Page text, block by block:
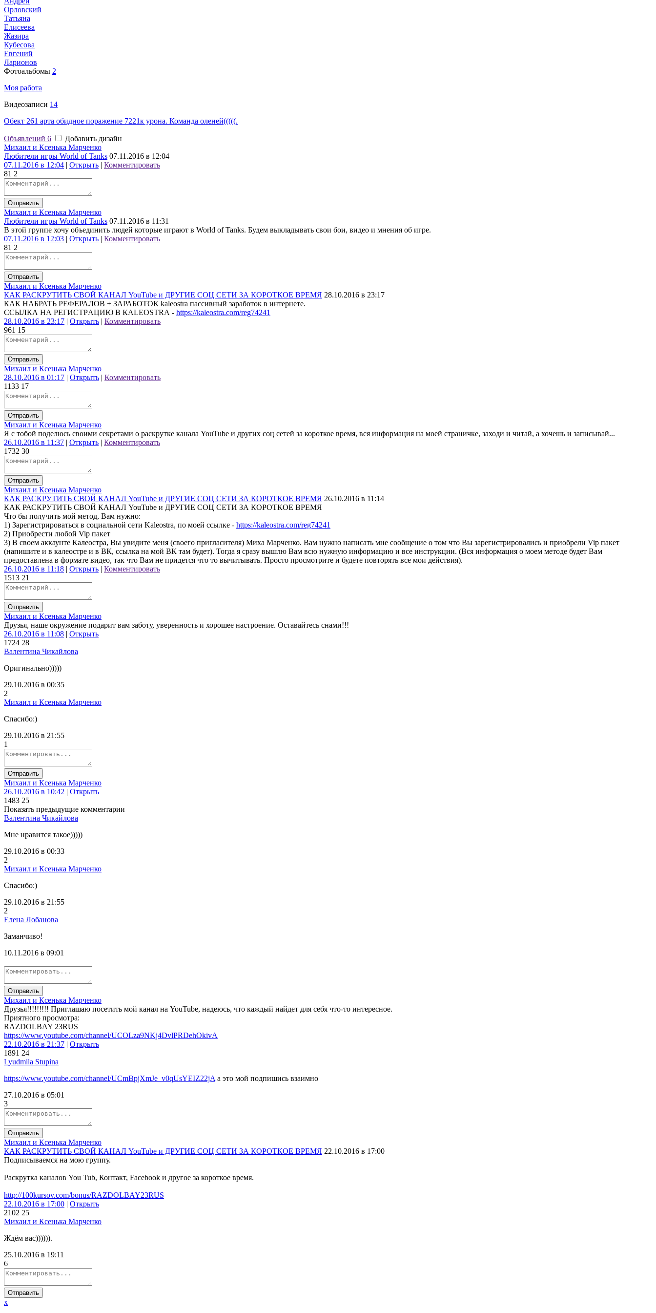
Орловский
Татьяна
Елисеева
Жазира
Кубесова
Евгений
Ларионов
Фотоальбомы 2
Моя работа
Видеозаписи 14
Обект 261 арта обидное поражение 7221к урона. Команда оленей(((((.
Объявлений 6
Добавить дизайн
Михаил и Ксенька Марченко
Любители игры World of Tanks 07.11.2016 в 12:04
07.11.2016 в 12:04 | Открыть | Комментировать
81 2
Отправить
Михаил и Ксенька Марченко
Любители игры World of Tanks 07.11.2016 в 11:31
В этой группе хочу объединить людей которые играют в World of Tanks. Будем выкладывать свои бои, видео и мнения об игре.
07.11.2016 в 12:03 | Открыть | Комментировать
81 2
Отправить
Михаил и Ксенька Марченко
КАК РАСКРУТИТЬ СВОЙ КАНАЛ YouTube и ДРУГИЕ СОЦ СЕТИ ЗА КОРОТКОЕ ВРЕМЯ 28.10.2016 в 23:17
КАК НАБРАТЬ РЕФЕРАЛОВ + ЗАРАБОТОК kaleostra пассивный заработок в интернете.
CCЫЛКА НА PEГИCТРAЦИЮ В КАLEОSТRА - https://kaleostra.com/reg74241
28.10.2016 в 23:17 | Открыть | Комментировать
961 15
Отправить
Михаил и Ксенька Марченко
28.10.2016 в 01:17 | Открыть | Комментировать
1133 17
Отправить
Михаил и Ксенька Марченко
Я с тобой поделюсь своими секретами о раскрутке канала YouTube и других соц сетей за короткое время, вся информация на моей страничке, заходи и читай, а хочешь и записывай...
26.10.2016 в 11:37 | Открыть | Комментировать
1732 30
Отправить
Михаил и Ксенька Марченко
КАК РАСКРУТИТЬ СВОЙ КАНАЛ YouTube и ДРУГИЕ СОЦ СЕТИ ЗА КОРОТКОЕ ВРЕМЯ 26.10.2016 в 11:14
КАК РАСКРУТИТЬ СВОЙ КАНАЛ YouTube и ДРУГИЕ СОЦ СЕТИ ЗА КОРОТКОЕ ВРЕМЯ
Что бы получить мой метод, Вам нужно:
1) Зарегистрироваться в социальной сети Kaleostra, по моей ссылке - https://kaleostra.com/reg74241
2) Приобрести любой Vip пакет
3) В своем аккаунте Калеостра, Вы увидите меня (своего пригласителя) Миха Марченко. Вам нужно написать мне сообщение о том что Вы зарегистрировались и приобрели Vip пакет
(напишите и в калеостре и в ВК, ссылка на мой ВК там будет). Тогда я сразу вышлю Вам всю нужную информацию и все инструкции. (Вся информация о моем методе будет Вам
предоставлена в формате видео, так что Вам не придется что то вычитывать. Просто просмотрите и будете повторять все мои действия).
26.10.2016 в 11:18 | Открыть | Комментировать
1513 21
Отправить
Михаил и Ксенька Марченко
Друзья, наше окружение подарит вам заботу, уверенность и хорошее настроение. Оставайтесь снами!!!
26.10.2016 в 11:08 | Открыть
1724 28
Валентина Чикайлова
Оригинально)))))
29.10.2016 в 00:35
2
Михаил и Ксенька Марченко
Спасибо:)
29.10.2016 в 21:55
1
Отправить
Михаил и Ксенька Марченко
26.10.2016 в 10:42 | Открыть
1483 25
Показать предыдущие комментарии
Валентина Чикайлова
Мне нравится такое)))))
29.10.2016 в 00:33
2
Михаил и Ксенька Марченко
Спасибо:)
29.10.2016 в 21:55
2
Елена Лобанова
Заманчиво!
10.11.2016 в 09:01
Отправить
Михаил и Ксенька Марченко
Друзья!!!!!!!!! Приглашаю посетить мой канал на YouTube, надеюсь, что каждый найдет для себя что-то интересное.
Приятного просмотра:
RAZDOLBAY 23RUS
https://www.youtube.com/channel/UCOLza9NKj4DvlPRDehOkivA
22.10.2016 в 21:37 | Открыть
1891 24
Lyudmila Stupina
https://www.youtube.com/channel/UCmBpjXmJe_v0qUsYEIZ22jA а это мой подпишись взаимно
27.10.2016 в 05:01
3
Отправить
Михаил и Ксенька Марченко
КАК РАСКРУТИТЬ СВОЙ КАНАЛ YouTube и ДРУГИЕ СОЦ СЕТИ ЗА КОРОТКОЕ ВРЕМЯ 22.10.2016 в 17:00
Подписываемся на мою группу.
Раскрутка каналов You Tub, Контакт, Facebook и другое за короткое время.
http://100kursov.com/bonus/RAZDOLBAY23RUS
22.10.2016 в 17:00 | Открыть
2102 25
Михаил и Ксенька Марченко
Ждём вас)))))).
25.10.2016 в 19:11
6
Отправить
x